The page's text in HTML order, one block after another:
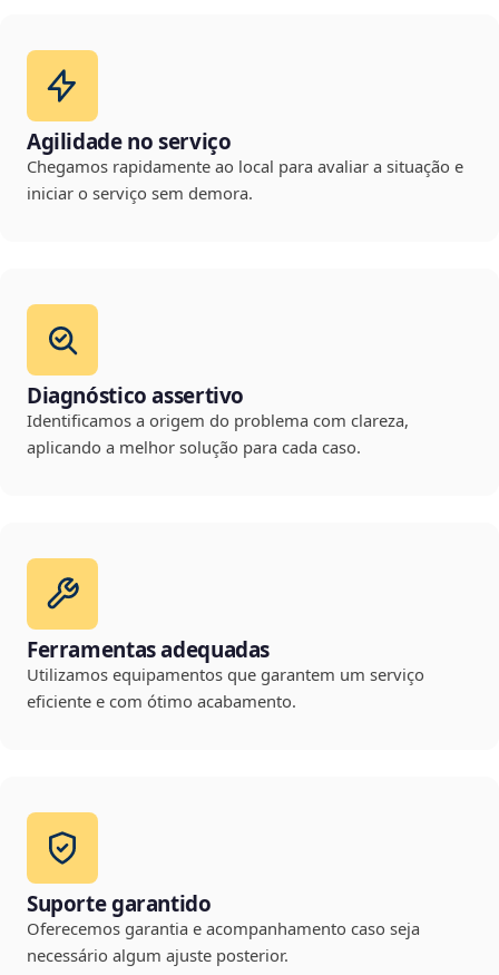
Agilidade no serviço
Chegamos rapidamente ao local para avaliar a situação e
iniciar o serviço sem demora.
Diagnóstico assertivo
Identificamos a origem do problema com clareza,
aplicando a melhor solução para cada caso.
Ferramentas adequadas
Utilizamos equipamentos que garantem um serviço
eficiente e com ótimo acabamento.
Suporte garantido
Oferecemos garantia e acompanhamento caso seja
necessário algum ajuste posterior.